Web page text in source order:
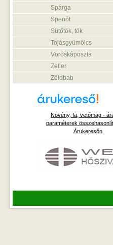
Spárga
Spenót
Sütőtök, tök
Tojásgyümölcs
Vöröskáposzta
Zeller
Zöldbab
Növény, fa, vetőmag -
paraméterek
Árukeresőn